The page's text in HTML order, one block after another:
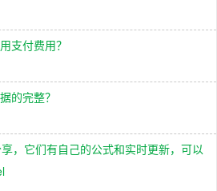
支付费用？
的完整？
，它们有自己的公式和实时更新，可以